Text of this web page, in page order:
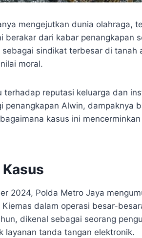
mengejutkan dunia olahraga,
berakar dari kabar penangkapan
sindikat terbesar di tanah
moral.
terhadap reputasi keluarga dan
penangkapan Alwin, dampaknya
kasus ini
2024, Polda Metro Jaya
dalam operasi besar-
dikenal sebagai seorang
layanan tanda tangan elektronik.